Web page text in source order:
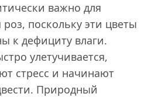
важно для
поскольку эти цветы
к дефициту влаги.
улетучивается,
стресс и начинают
Природный